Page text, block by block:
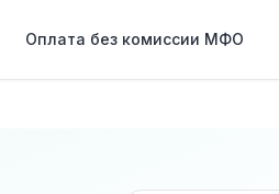
Оплата без комиссии МФО